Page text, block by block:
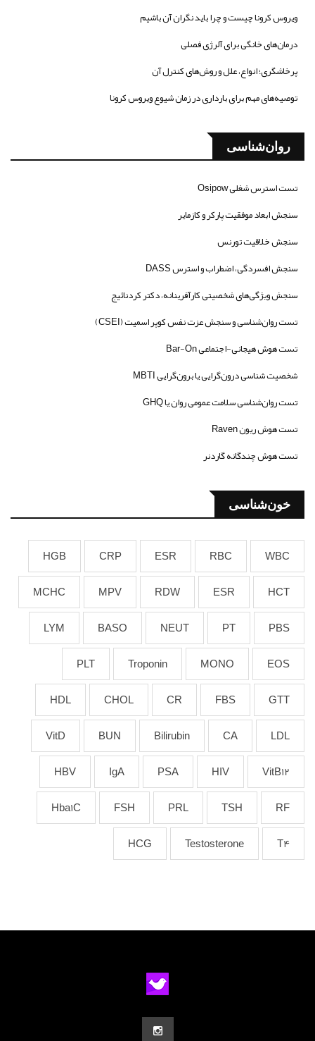
ویروس کرونا چیست و چرا باید نگران آن باشیم
درمان‌های خانگی برای آلرژی فصلی
پرخاشگری؛ انواع، علل و روش‌های کنترل آن
توصیه‌های مهم برای بارداری در زمان شیوع ویروس کرونا
روان‌شناسی
تست استرس شغلی Osipow
سنجش ابعاد موفقیت پارکر و کازمایر
سنجش خلاقیت تورنس
سنجش افسردگی، اضطراب و استرس DASS
سنجش ویژگی‌های شخصیتی کارآفرینانه، دکتر کردنائیج
تست روان‌شناسی و سنجش عزت نفس کوپر اسمیت (CSEI)
تست هوش هیجانی-اجتماعی Bar-On
شخصیت شناسی درون‌گرایی یا برون‌گرایی MBTI
تست روان‌شناسی سلامت عمومی روان یا GHQ
تست هوش ریون Raven
تست هوش چندگانه گاردنر
خون‌شناسی
WBC
RBC
ESR
CRP
HGB
HCT
ESR
RDW
MPV
MCHC
PBS
PT
NEUT
BASO
LYM
EOS
MONO
Troponin
PLT
GTT
FBS
CR
CHOL
HDL
LDL
CA
Bilirubin
BUN
VitD
VitB12
HIV
PSA
IgA
HBV
RF
TSH
PRL
FSH
Hba1C
T4
Testosterone
HCG